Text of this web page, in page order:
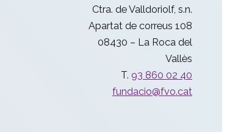
Ctra. de Valldoriolf, s.n.
Apartat de correus 108
08430 – La Roca del
Vallès
T. 93 860 02 40
fundacio@fvo.cat